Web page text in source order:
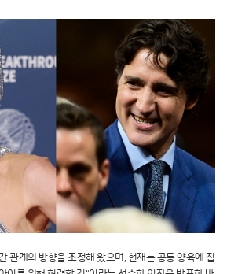
관계의 방향을 조정해 왔으며, 현재는 공동 양육에 집